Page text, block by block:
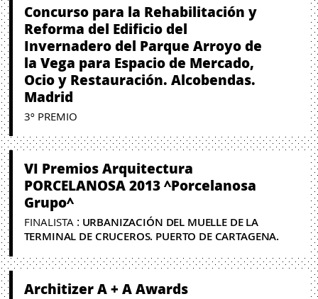
Concurso para la Rehabilitación y
Reforma del Edificio del
Invernadero del Parque Arroyo de
la Vega para Espacio de Mercado,
Ocio y Restauración. Alcobendas.
Madrid
3º PREMIO
VI Premios Arquitectura
PORCELANOSA 2013 ^Porcelanosa
Grupo^
FINALISTA: URBANIZACIÓN DEL MUELLE DE LA
TERMINAL DE CRUCEROS. PUERTO DE CARTAGENA.
Architizer A + A Awards